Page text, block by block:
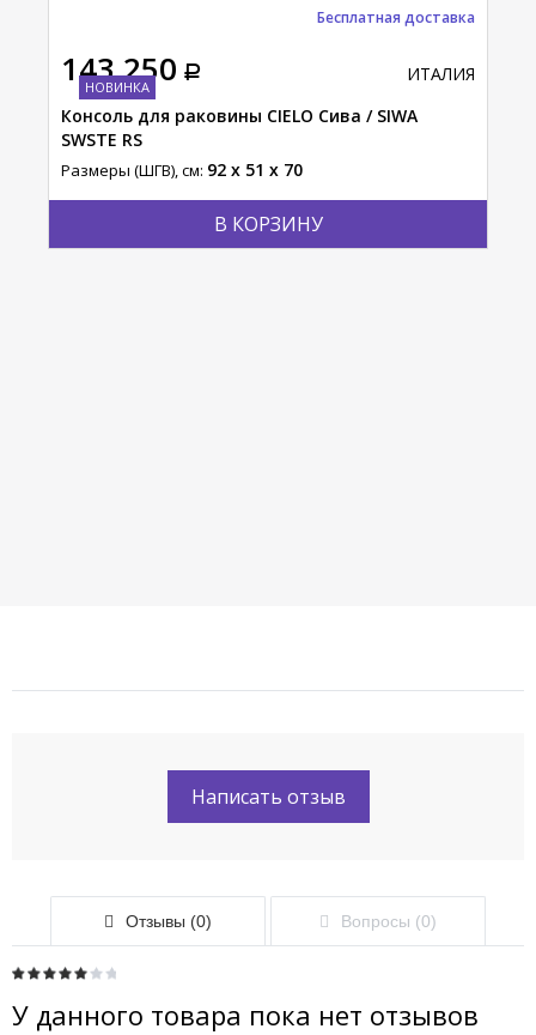
143 250
В КОРЗИНУ
ИТАЛИЯ
Консоль для раковины CIELO Сива / SIWA
SWSTE RS
Размеры (ШГВ), см: 92 x 51 x 70
НОВИНКА
Бесплатная доставка
Написать отзыв
Отзывы (0) Вопросы (0)
У данного товара пока нет отзывов